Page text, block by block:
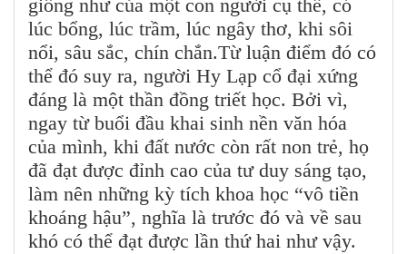
giống như của một con người cụ thể, có
lúc bổng, lúc trầm, lúc ngây thơ, khi sôi
nổi, sâu sắc, chín chắn.Từ luận điểm đó có
thể đó suy ra, người Hy Lạp cổ đại xứng
đáng là một thần đồng triết học. Bởi vì,
ngay từ buổi đầu khai sinh nền văn hóa
của mình, khi đất nước còn rất non trẻ, họ
đã đạt được đỉnh cao của tư duy sáng tạo,
làm nên những kỳ tích khoa học “vô tiền
khoáng hậu”, nghĩa là trước đó và về sau
khó có thể đạt được lần thứ hai như vậy.